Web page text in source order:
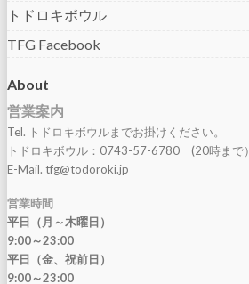
トドロキボウル
TFG Facebook
About
営業案内
Tel. トドロキボウルまでお掛けください。
トドロキボウル：0743-57-6780 (20時まで）
E-Mail. tfg@todoroki.jp
営業時間
平日（月～木曜日）
9:00～23:00
平日（金、祝前日）
9:00～23:00